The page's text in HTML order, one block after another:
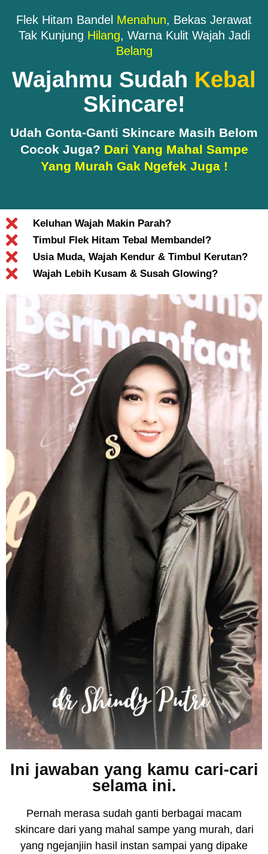
Flek Hitam Bandel Menahun, Bekas Jerawat
Tak Kunjung Hilang, Warna Kulit Wajah Jadi
Belang
Wajahmu Sudah Kebal
Skincare!
Udah Gonta-Ganti Skincare Masih Belom
Cocok Juga? Dari Yang Mahal Sampe
Yang Murah Gak Ngefek Juga !
Keluhan Wajah Makin Parah?
Timbul Flek Hitam Tebal Membandel?
Usia Muda, Wajah Kendur & Timbul Kerutan?
Wajah Lebih Kusam & Susah Glowing?
Ini jawaban yang kamu cari-cari
selama ini.
Pernah merasa sudah ganti berbagai macam
skincare dari yang mahal sampe yang murah, dari
yang ngejanjiin hasil instan sampai yang dipake